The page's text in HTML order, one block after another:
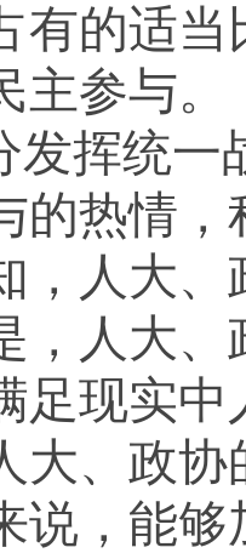
有的适
主参与。
发挥统一
的热情
，人大
，人大
足现实
大、政
说，能